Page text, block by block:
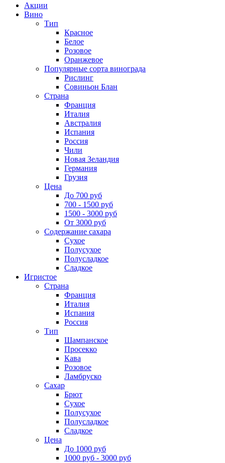
Акции
Вино
Тип
Красное
Белое
Розовое
Оранжевое
Популярные сорта винограда
Рислинг
Совиньон Блан
Страна
Франция
Италия
Австралия
Испания
Россия
Чили
Новая Зеландия
Германия
Грузия
Цена
До 700 руб
700 - 1500 руб
1500 - 3000 руб
От 3000 руб
Содержание сахара
Сухое
Полусухое
Полусладкое
Сладкое
Игристое
Страна
Франция
Италия
Испания
Россия
Тип
Шампанское
Просекко
Кава
Розовое
Ламбруско
Сахар
Брют
Сухое
Полусухое
Полусладкое
Сладкое
Цена
До 1000 руб
1000 руб - 3000 руб